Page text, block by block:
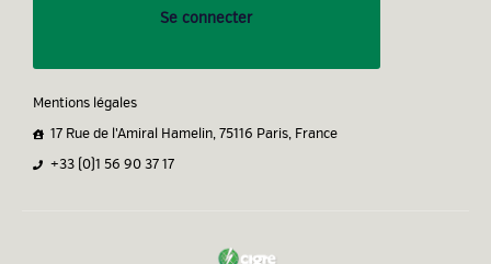
Se connecter
Mentions légales
17 Rue de l'Amiral Hamelin, 75116 Paris, France
+33 (0)1 56 90 37 17